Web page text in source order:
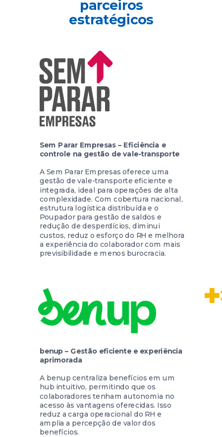
parceiros
estratégicos
benup – Gestão eficiente e experiência
aprimorada
A benup centraliza benefícios em um
hub intuitivo, permitindo que os
colaboradores tenham autonomia no
acesso às vantagens oferecidas. Isso
reduz a carga operacional do RH e
amplia a percepção de valor dos
benefícios.
Sem Parar Empresas – Eficiência e
controle na gestão de vale-transporte
A Sem Parar Empresas oferece uma
gestão de vale-transporte eficiente e
integrada, ideal para operações de alta
complexidade. Com cobertura nacional,
estrutura logística distribuída e o
Poupador para gestão de saldos e
redução de desperdícios, diminui
custos, reduz o esforço do RH e melhora
a experiência do colaborador com mais
previsibilidade e menos burocracia.